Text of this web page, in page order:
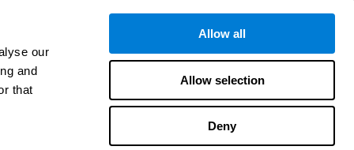
our
and
that
Allow all
Allow selection
Deny
una intervención terapéutica apropiada. En un entorno
individuo debe ser dirigido a una posterior evaluación
de TDAH, dislexia, demencia o enfermedad similar sólo
indica que esta herramienta sea o deba ser considerada como
la cognición. Si se utiliza para fines de investigación, todo
parte del investigador. Todas estas protecciones para el
CFR 46 del Código de Regulaciones Federales.